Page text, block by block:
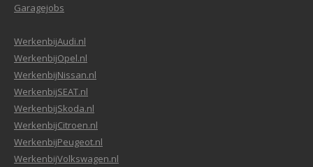
Garagejobs
WerkenbijAudi.nl
WerkenbijOpel.nl
WerkenbijNissan.nl
WerkenbijSEAT.nl
WerkenbijSkoda.nl
WerkenbijCitroen.nl
WerkenbijPeugeot.nl
WerkenbijVolkswagen.nl